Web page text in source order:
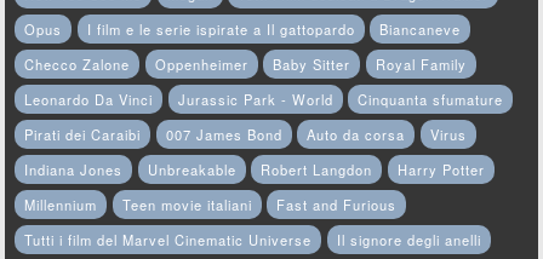
Opus
I film e le serie ispirate a Il gattopardo
Biancaneve
Checco Zalone
Oppenheimer Baby Sitter
Royal Family
Leonardo Da Vinci
Jurassic Park - World
Cinquanta sfumature
Pirati dei Caraibi
007 James Bond Auto da corsa
Virus
Indiana Jones
Unbreakable Robert Langdon
Harry Potter
Millennium
Teen movie italiani
Fast and Furious
Tutti i film del Marvel Cinematic Universe
Il signore degli anelli